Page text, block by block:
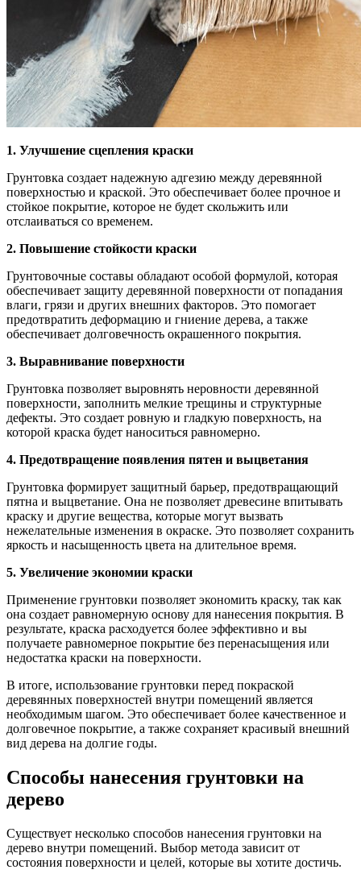
1. Улучшение сцепления краски
Грунтовка создает надежную адгезию между деревянной
поверхностью и краской. Это обеспечивает более прочное и
стойкое покрытие, которое не будет скольжить или
отслаиваться со временем.
2. Повышение стойкости краски
Грунтовочные составы обладают особой формулой, которая
обеспечивает защиту деревянной поверхности от попадания
влаги, грязи и других внешних факторов. Это помогает
предотвратить деформацию и гниение дерева, а также
обеспечивает долговечность окрашенного покрытия.
3. Выравнивание поверхности
Грунтовка позволяет выровнять неровности деревянной
поверхности, заполнить мелкие трещины и структурные
дефекты. Это создает ровную и гладкую поверхность, на
которой краска будет наноситься равномерно.
4. Предотвращение появления пятен и выцветания
Грунтовка формирует защитный барьер, предотвращающий
пятна и выцветание. Она не позволяет древесине впитывать
краску и другие вещества, которые могут вызвать
нежелательные изменения в окраске. Это позволяет сохранить
яркость и насыщенность цвета на длительное время.
5. Увеличение экономии краски
Применение грунтовки позволяет экономить краску, так как
она создает равномерную основу для нанесения покрытия. В
результате, краска расходуется более эффективно и вы
получаете равномерное покрытие без перенасыщения или
недостатка краски на поверхности.
В итоге, использование грунтовки перед покраской
деревянных поверхностей внутри помещений является
необходимым шагом. Это обеспечивает более качественное и
долговечное покрытие, а также сохраняет красивый внешний
вид дерева на долгие годы.
Способы нанесения грунтовки на
дерево
Существует несколько способов нанесения грунтовки на
дерево внутри помещений. Выбор метода зависит от
состояния поверхности и целей, которые вы хотите достичь.